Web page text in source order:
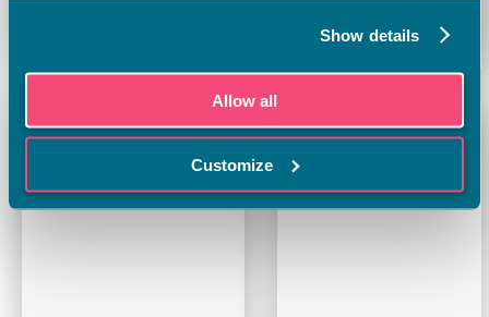
Show details
Allow all
Customize
mediebranschen och
visuell framställning